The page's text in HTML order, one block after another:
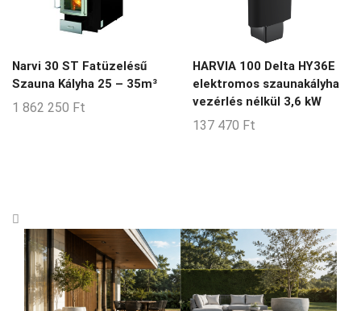
Narvi 30 ST Fatüzelésű
Szauna Kályha 25 – 35m³
1 862 250 Ft
HARVIA 100 Delta HY36E
elektromos szaunakályha
vezérlés nélkül 3,6 kW
137 470 Ft